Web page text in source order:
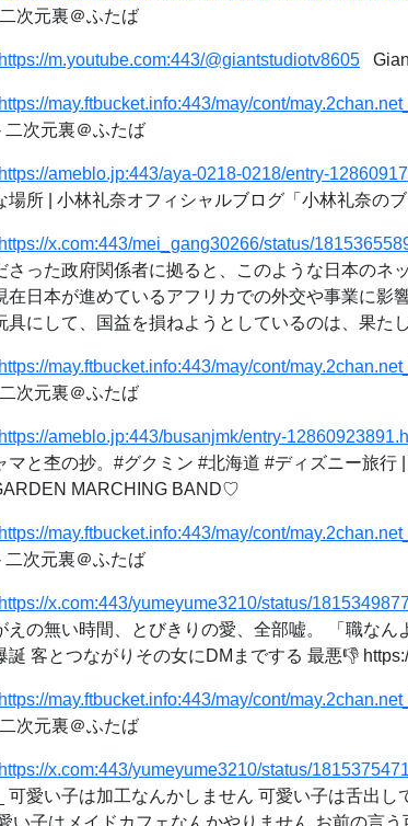
次元裏＠ふたば
https://m.youtube.com:443/@giantstudiotv8605
https://may.ftbucket.info:443/may/cont/
二次元裏＠ふたば
https://ameblo.jp:443/aya-0218-0218/entry-
場所 | 小林礼奈オフィシャルブログ「小林礼奈の
https://x.com:443/mei_gang30266/status/
さった政府関係者に拠ると、このような日本のネ
在日本が進めているアフリカでの外交や事業に影
具にして、国益を損ねようとしているのは、果た
https://may.ftbucket.info:443/may/cont/
次元裏＠ふたば
https://ameblo.jp:443/busanjmk/entry-
マと杢の抄。#グクミン #北海道 #ディズニー旅行
MARCHING BAND♡
https://may.ftbucket.info:443/may/cont/
二次元裏＠ふたば
https://x.com:443/yumeyume3210/status/
えの無い時間、とびきりの愛、全部嘘。 「職な
誕 客とつながりその女にDMまでする 最悪👎
https://may.ftbucket.info:443/may/cont/
次元裏＠ふたば
https://x.com:443/yumeyume3210/status/
可愛い子は加工なんかしません 可愛い子は舌出
い子はメイドカフェなんかやりません お前の言